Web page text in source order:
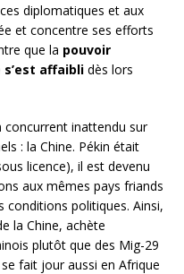
diplomatiques et aux
et concentre ses efforts
que la pouvoir
affaibli dès lors
concurrent inattendu sur
: la Chine. Pékin était
licence), il est devenu
aux mêmes pays friands
conditions politiques. Ainsi,
la Chine, achète
plutôt que des Mig-29
fait jour aussi en Afrique